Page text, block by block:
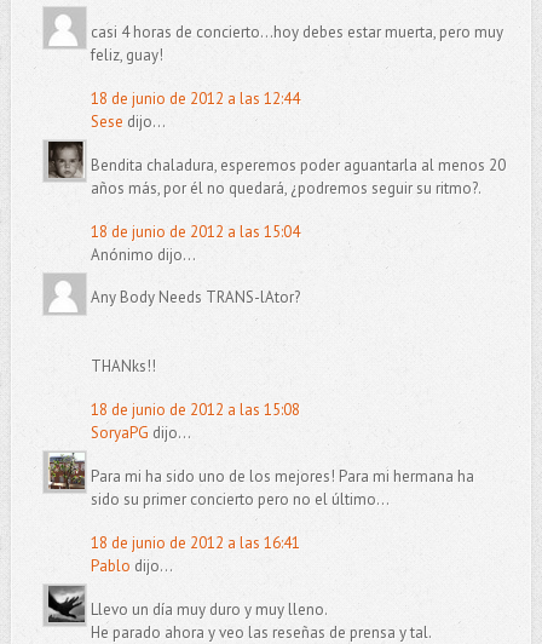
casi 4 horas de concierto...hoy debes estar muerta, pero muy
feliz, guay!
18 de junio de 2012 a las 12:44
Sese dijo...
Bendita chaladura, esperemos poder aguantarla al menos 20
años más, por él no quedará, ¿podremos seguir su ritmo?.
18 de junio de 2012 a las 15:04
Anónimo dijo...
Any Body Needs TRANS-lAtor?
THANks!!
18 de junio de 2012 a las 15:08
SoryaPG dijo...
Para mi ha sido uno de los mejores! Para mi hermana ha
sido su primer concierto pero no el último...
18 de junio de 2012 a las 16:41
Pablo dijo...
Llevo un día muy duro y muy lleno.
He parado ahora y veo las reseñas de prensa y tal.